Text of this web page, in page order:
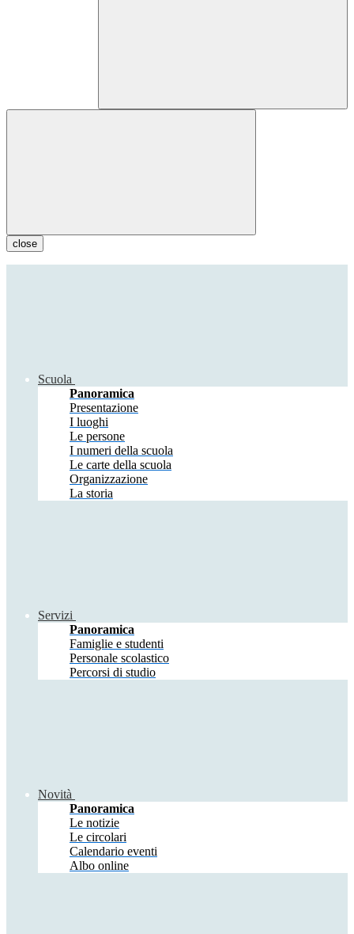
close
Scuola
Panoramica
Presentazione
I luoghi
Le persone
I numeri della scuola
Le carte della scuola
Organizzazione
La storia
Servizi
Panoramica
Famiglie e studenti
Personale scolastico
Percorsi di studio
Novità
Panoramica
Le notizie
Le circolari
Calendario eventi
Albo online